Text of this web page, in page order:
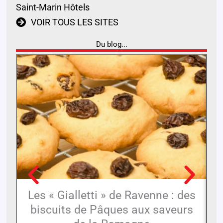
Saint-Marin Hôtels
VOIR TOUS LES SITES
Du blog...
Les « Gialletti » de Ravenne : des
biscuits de Pâques aux saveurs